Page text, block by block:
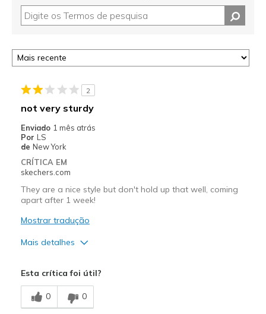
2
not very sturdy
Enviado 1 mês atrás
Por LS
de New York
CRÍTICA EM
skechers.com
They are a nice style but don't hold up that well, coming
apart after 1 week!
Mostrar tradução
Mais detalhes
Poor Quality
Esta crítica foi útil?
0 0